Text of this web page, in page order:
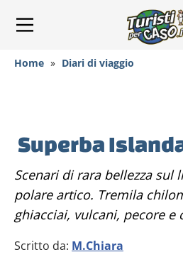
Home » Diari di viaggio
Superba
Scenari di rara bellezza sul limitar del circolo
polare artico. Tremila
ghiacciai, vulcani, pecore e
Scritto da: M.Chiara